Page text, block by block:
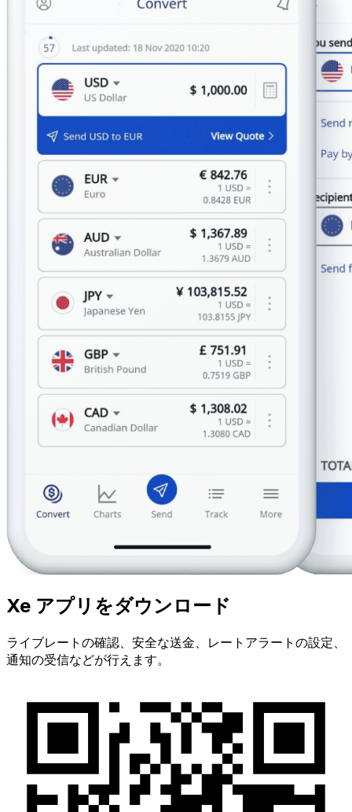
Xe アプリをダウンロード
ライブレートの確認、安全な送金、レートアラートの設定、
通知の受信などが行えます。